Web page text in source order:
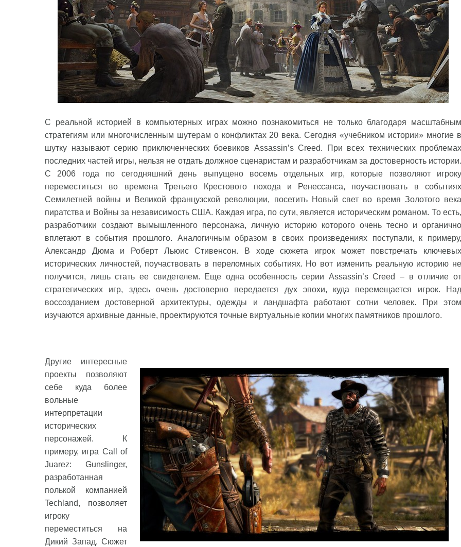
С реальной историей в компьютерных играх можно познакомиться не только благодаря масштабным
стратегиям или многочисленным шутерам о конфликтах 20 века. Сегодня «учебником истории» многие в
шутку называют серию приключенческих боевиков Assassin’s Creed. При всех технических проблемах
последних частей игры, нельзя не отдать должное сценаристам и разработчикам за достоверность истории.
С 2006 года по сегодняшний день выпущено восемь отдельных игр, которые позволяют игроку
переместиться во времена Третьего Крестового похода и Ренессанса, поучаствовать в событиях
Семилетней войны и Великой французской революции, посетить Новый свет во время Золотого века
пиратства и Войны за независимость США. Каждая игра, по сути, является историческим романом. То есть,
разработчики создают вымышленного персонажа, личную историю которого очень тесно и органично
вплетают в события прошлого. Аналогичным образом в своих произведениях поступали, к примеру,
Александр Дюма и Роберт Льюис Стивенсон. В ходе сюжета игрок может повстречать ключевых
исторических личностей, поучаствовать в переломных событиях. Но вот изменить реальную историю не
получится, лишь стать ее свидетелем. Еще одна особенность серии Assassin’s Creed – в отличие от
стратегических игр, здесь очень достоверно передается дух эпохи, куда перемещается игрок. Над
воссозданием достоверной архитектуры, одежды и ландшафта работают сотни человек. При этом
изучаются архивные данные, проектируются точные виртуальные копии многих памятников прошлого.
Другие интересные
проекты позволяют
себе куда более
вольные
интерпретации
исторических
персонажей. К
примеру, игра Call of
Juarez: Gunslinger,
разработанная
полькой компанией
Techland, позволяет
игроку
переместиться на
Дикий Запад. Сюжет